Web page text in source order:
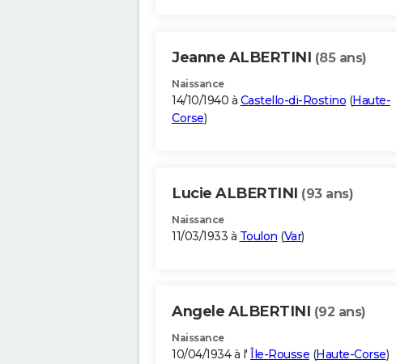
Jeanne ALBERTINI (85 ans)
Naissance
14/10/1940 à Castello-di-Rostino (Haute-
Corse)
Lucie ALBERTINI (93 ans)
Naissance
11/03/1933 à Toulon (Var)
Angele ALBERTINI (92 ans)
Naissance
10/04/1934 à l' Île-Rousse (Haute-Corse)